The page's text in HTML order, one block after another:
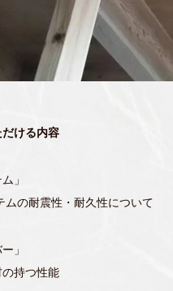
ける内容
」
ムの耐震性・耐久性について
」
持つ性能